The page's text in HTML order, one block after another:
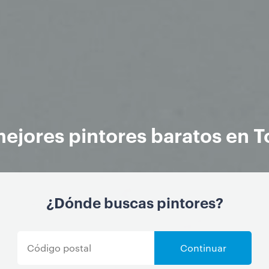
pintores baratos en
¿Dónde buscas pintores?
Continuar